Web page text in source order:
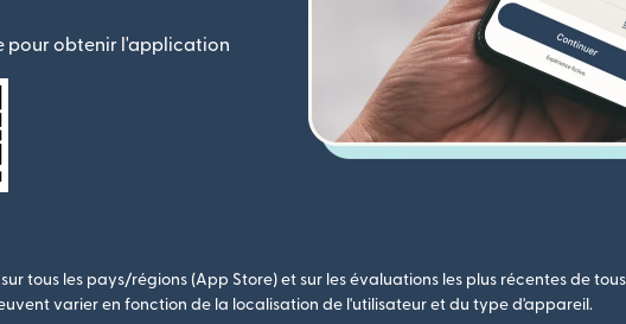
pour obtenir l'application
tous les pays/régions (App Store) et sur les évaluations les plus récentes de
varier en fonction de la localisation de l'utilisateur et du type d'appareil.